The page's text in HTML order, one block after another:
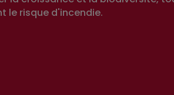
le risque d'incendie.